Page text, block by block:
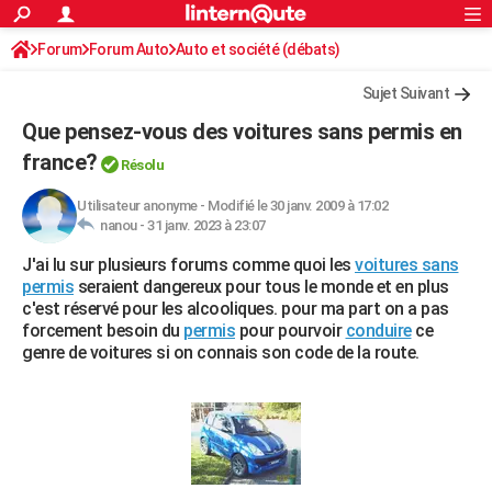
ACTUALITÉS
Politique
Société
Faits Divers
Education
Monde
Villes
+
Programme TV
TNTStreaming
Cinéma
Sorties cinéma
Musique
+FINANCE
Retraite
Impôts
Epargne
Immobilier
Risques naturels par ville
Banque
Assurance
Crédit
AUTO
Essais
Réserver un essai
Citadines
Berlines
SUV
Forum auto
HIGH-TECH
Mobiles
Meilleur smartphone
Internet
Ordinateurs
Jeux vidéo
Guide high-tech
+BRICOLAGE
Forum
Aménagement intérieur
Extérieur
Cuisine
Salle de bains
Jardinage
Rangement
WEEK-END
S'inscrire
Connexion
Forum Forum Auto Auto et société (débats)
Sujet Suivant
Que pensez-vous des voitures sans permis en
france?
Résolu
Utilisateur anonyme- Modifié le 30 janv. 2009 à 17:02
nanou - 31 janv. 2023 à 23:07
J'ai lu sur plusieurs forums comme quoi les voitures sans
permis seraient dangereux pour tous le monde et en plus
c'est réservé pour les alcooliques. pour ma part on a pas
forcement besoin du permis pour pourvoir conduirece
genre de voitures si on connais son code de la route.